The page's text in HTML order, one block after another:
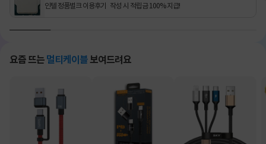
인텔 정품벌크 이용후기 작성 시 적립금 100% 지급!
요즘 뜨는 멀티케이블 보여드려요